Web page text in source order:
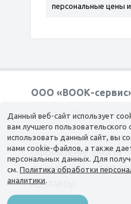
персональные цены
ООО «ВООК-
Согласие на обработку
КАТАЛОГ
ДОСТАВКА
ОФОРМЛЕНИЕ ЗАКАЗА
О КОМПАНИИ
ТОП-
КОНТАКТЫ
Данный веб-сайт использует
вам лучшего
использовать данный сайт, вы
нами cookie-файлов, а также
персональных данных. Для
см. Политика обработки
аналитики